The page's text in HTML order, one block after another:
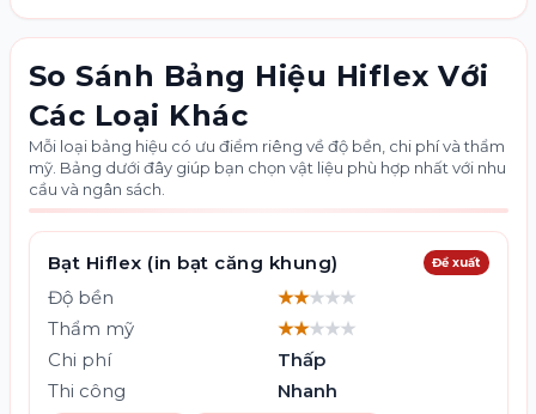
So Sánh Bảng Hiệu Hiflex Với
Các Loại Khác
Mỗi loại bảng hiệu có ưu điểm riêng về độ bền, chi phí và thẩm
mỹ. Bảng dưới đây giúp bạn chọn vật liệu phù hợp nhất với nhu
cầu và ngân sách.
Bạt Hiflex (in bạt căng khung) Đề xuất
Độ bền ★★★★★
Thẩm mỹ
★★★★★
Chi phí
Thấp
Thi công
Nhanh